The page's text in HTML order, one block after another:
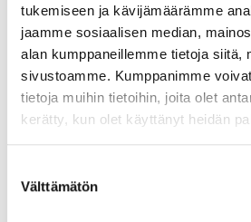
tukemiseen ja kävijämäärämme
jaamme sosiaalisen median,
alan kumppaneillemme tietoja siitä,
sivustoamme. Kumppanimme
tietoja muihin tietoihin, joita olet
kerätty, kun olet käyttänyt heidän
valinta
Välttämätön
Hallinto
Markkinointi & viestintä
Laskutustiedot
Palaute
Reklamaatio
Puhelin*
Sähköposti
Vakuutustiedot